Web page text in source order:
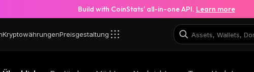
Build with CoinStats’ all-in-one API. Learn more
KryptowährungenPreisgestaltung